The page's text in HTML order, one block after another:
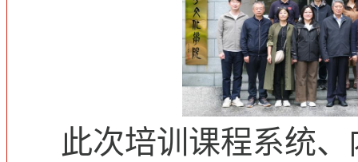
此次培训课程系统